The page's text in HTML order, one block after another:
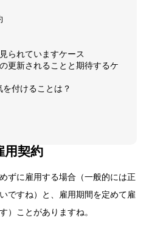
られていますケース
更新されることと期待するケ
付けることは？
用契約
ずに雇用する場合（一般的には正
ですね）と、雇用期間を定めて雇
）ことがありますね。